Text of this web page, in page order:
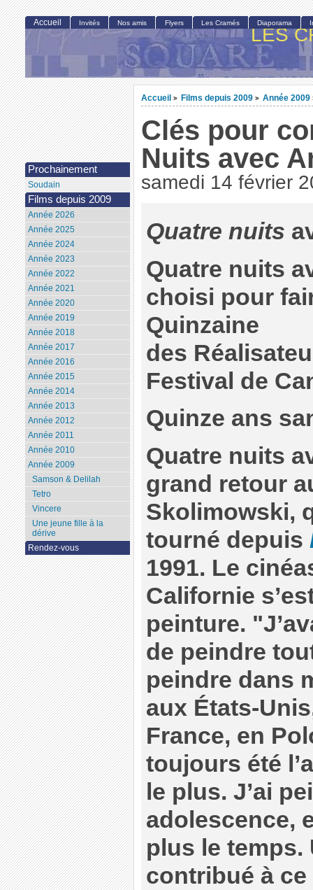
LES
Accueil > Films depuis 2009 > Année 2009
Clés pour
Nuits avec
samedi 14 février
Quatre nuits
Quatre nuits
choisi pour
Quinzaine
des
Festival de
Quinze ans
Quatre nuits
grand retour
Skolimowski,
tourné depuis
1991. Le
Californie
peinture.
de peindre
peindre dans
aux États-
France, en
toujours été
le plus. J’ai
adolescence,
plus le temps.
contribué à ce
Accueil Invités Nos amis Flyers Les Cramés Diaporama
Prochainement
Soudain
Films depuis 2009
Année 2026
Année 2025
Année 2024
Année 2023
Année 2022
Année 2021
Année 2020
Année 2019
Année 2018
Année 2017
Année 2016
Année 2015
Année 2014
Année 2013
Année 2012
Année 2011
Année 2010
Année 2009
Samson & Delilah
Tetro
Vincere
Une jeune fille à la
dérive
Rendez-vous